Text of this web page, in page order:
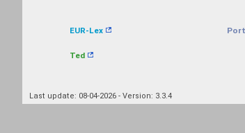
EUR-Lex
Ted
Last update: 08-04-2026 - Version: 3.3.4